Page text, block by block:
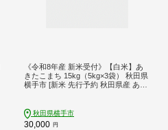
《令和8年産 新米受付》【白米】あ
きたこまち 15kg（5kg×3袋） 秋田県
横手市 [新米 先行予約 秋田県産 あき
秋田県横手市
30,000 円